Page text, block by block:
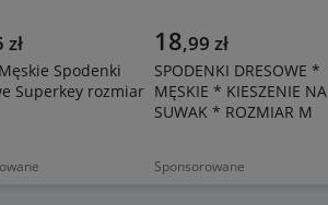
zł
Spodenki
Superkey rozmiar
Sponsorowane
18,99 zł
SPODENKI DRESOWE *
MĘSKIE * KIESZENIE NA
SUWAK * ROZMIAR M